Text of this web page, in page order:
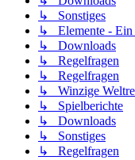
↳ Sonstiges
↳ Elemente - Ein
↳ Downloads
↳ Regelfragen
↳ Regelfragen
↳ Winzige
↳ Spielberichte
↳ Downloads
↳ Sonstiges
↳ Regelfragen